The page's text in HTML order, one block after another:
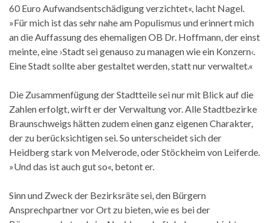
60 Euro Aufwandsentschädigung verzichtet«, lacht Nagel.
»Für mich ist das sehr nahe am Populismus und erinnert mich
an die Auffassung des ehemaligen OB Dr. Hoffmann, der einst
meinte, eine ›Stadt sei genauso zu managen wie ein Konzern‹.
Eine Stadt sollte aber gestaltet werden, statt nur verwaltet.«
Die Zusammenfügung der Stadtteile sei nur mit Blick auf die
Zahlen erfolgt, wirft er der Verwaltung vor. Alle Stadtbezirke
Braunschweigs hätten zudem einen ganz eigenen Charakter,
der zu berücksichtigen sei. So unterscheidet sich der
Heidberg stark von Melverode, oder Stöckheim von Leiferde.
»Und das ist auch gut so«, betont er.
Sinn und Zweck der Bezirksräte sei, den Bürgern
Ansprechpartner vor Ort zu bieten, wie es bei der